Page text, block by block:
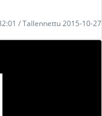
/ Tallennettu 2015-10-27